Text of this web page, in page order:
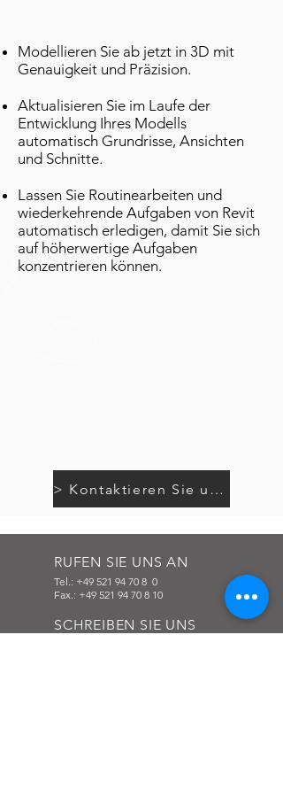
Modellieren Sie ab jetzt in 3D mit
Genauigkeit und Präzision.
Aktualisieren Sie im Laufe der
Entwicklung Ihres Modells
automatisch Grundrisse, Ansichten
und Schnitte.
Lassen Sie Routinearbeiten und
wiederkehrende Aufgaben von Revit
automatisch erledigen, damit Sie sich
auf höherwertige Aufgaben
konzentrieren können.
> Kontaktieren Sie uns
RUFEN SIE UNS AN
Tel.: +49 521 94 70 8 0
Fax.: +49 521 94 70 8 10
SCHREIBEN SIE UNS